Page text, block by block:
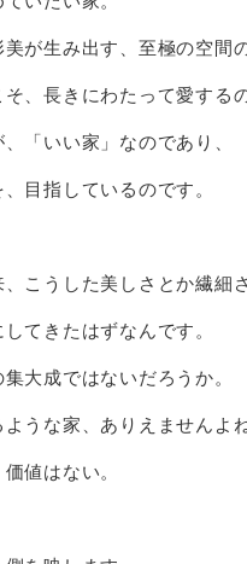
が生み出す、至極の空間の
、長きにわたって愛する
「いい家」なのであり、
目指しているのです。
こうした美しさとか繊細
てきたはずなんです。
大成ではないだろうか。
うな家、ありえませんよね
値はない。